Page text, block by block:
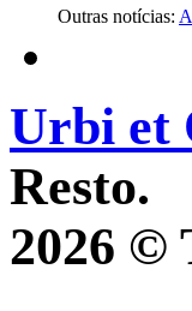
Outras notícias:
Urbi et
Resto.
2026 ©